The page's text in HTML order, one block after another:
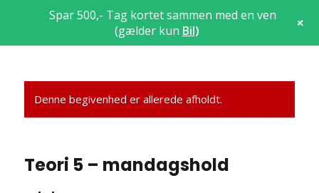
Denne begivenhed er allerede afholdt.
Teori 5 – mandagshold
Spar 500,- Tag kortet sammen med en ven
(gælder kun Bil) +